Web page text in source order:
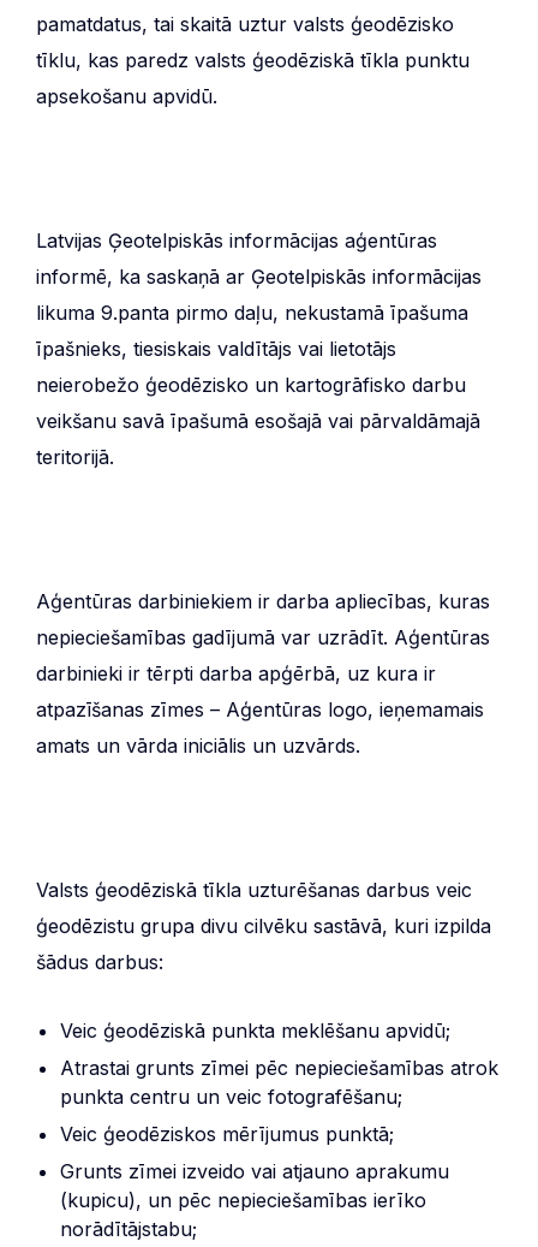
pamatdatus, tai skaitā uztur valsts ģeodēzisko
tīklu, kas paredz valsts ģeodēziskā tīkla punktu
apsekošanu apvidū.
Latvijas Ģeotelpiskās informācijas aģentūras
informē, ka saskaņā ar Ģeotelpiskās informācijas
likuma 9.panta pirmo daļu, nekustamā īpašuma
īpašnieks, tiesiskais valdītājs vai lietotājs
neierobežo ģeodēzisko un kartogrāfisko darbu
veikšanu savā īpašumā esošajā vai pārvaldāmajā
teritorijā.
Aģentūras darbiniekiem ir darba apliecības, kuras
nepieciešamības gadījumā var uzrādīt. Aģentūras
darbinieki ir tērpti darba apģērbā, uz kura ir
atpazīšanas zīmes – Aģentūras logo, ieņemamais
amats un vārda iniciālis un uzvārds.
Valsts ģeodēziskā tīkla uzturēšanas darbus veic
ģeodēzistu grupa divu cilvēku sastāvā, kuri izpilda
šādus darbus:
Veic ģeodēziskā punkta meklēšanu apvidū;
Atrastai grunts zīmei pēc nepieciešamības atrok
punkta centru un veic fotografēšanu;
Veic ģeodēziskos mērījumus punktā;
Grunts zīmei izveido vai atjauno aprakumu
(kupicu), un pēc nepieciešamības ierīko
norādītājstabu;